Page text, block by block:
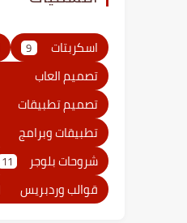
اسكربتات 9
تصميم العاب
تصميم تطبيقات
تطبيقات وبرامج
شروحات بلوجر 11
قوالب وردبريس